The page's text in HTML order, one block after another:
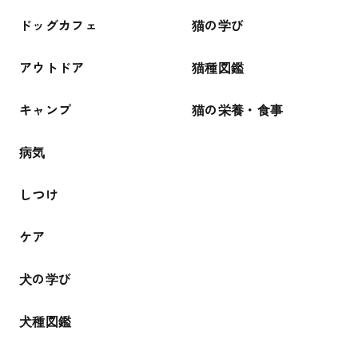
ドッグカフェ
アウトドア
キャンプ
病気
しつけ
ケア
犬の学び
犬種図鑑
猫の学び
猫種図鑑
猫の栄養・食事